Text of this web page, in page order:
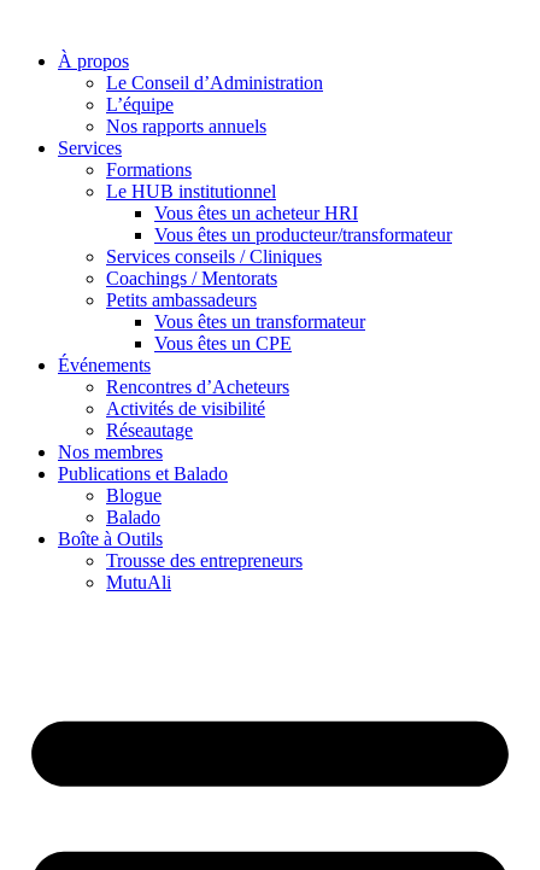
À propos
Le Conseil d’Administration
L’équipe
Nos rapports annuels
Services
Formations
Le HUB institutionnel
Vous êtes un acheteur HRI
Vous êtes un producteur/transformateur
Services conseils / Cliniques
Coachings / Mentorats
Petits ambassadeurs
Vous êtes un transformateur
Vous êtes un CPE
Événements
Rencontres d’Acheteurs
Activités de visibilité
Réseautage
Nos membres
Publications et Balado
Blogue
Balado
Boîte à Outils
Trousse des entrepreneurs
MutuAli